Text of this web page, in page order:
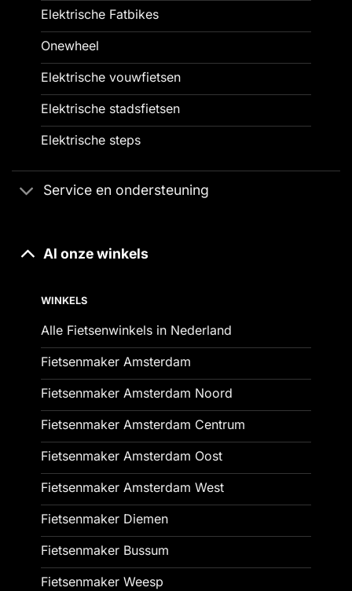
Elektrische Fatbikes
Onewheel
Elektrische vouwfietsen
Elektrische stadsfietsen
Elektrische steps
Service en ondersteuning
Al onze winkels
WINKELS
Alle Fietsenwinkels in Nederland
Fietsenmaker Amsterdam
Fietsenmaker Amsterdam Noord
Fietsenmaker Amsterdam Centrum
Fietsenmaker Amsterdam Oost
Fietsenmaker Amsterdam West
Fietsenmaker Diemen
Fietsenmaker Bussum
Fietsenmaker Weesp